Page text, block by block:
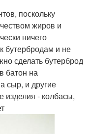
поскольку
жиров и
ничего
бутербродам и не
сделать бутерброд
батон на
сыр, и другие
- колбасы,